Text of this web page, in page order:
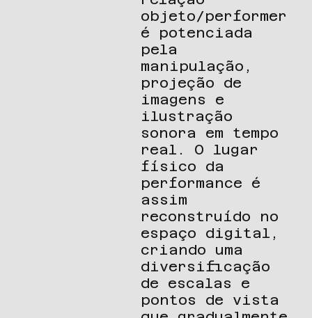
objeto/performer
é potenciada
pela
manipulação,
projeção de
imagens e
ilustração
sonora em tempo
real. O lugar
físico da
performance é
assim
reconstruído no
espaço digital,
criando uma
diversificação
de escalas e
pontos de vista